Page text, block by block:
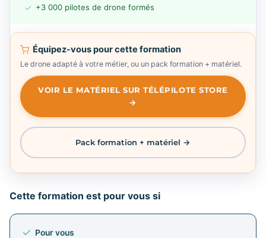
Cette formation est pour vous si
Pour vous
+3 000 pilotes de drone formés
Équipez-vous pour cette formation
Le drone adapté à votre métier, ou un pack formation + matériel.
VOIR LE MATÉRIEL SUR TÉLÉPILOTE STORE
→
Pack formation + matériel →